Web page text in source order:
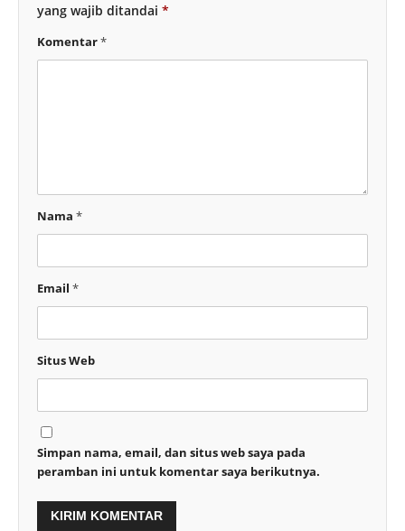
yang wajib ditandai *
Komentar*
Nama *
Email *
Situs Web
Simpan nama, email, dan situs web saya pada
peramban ini untuk komentar saya berikutnya.